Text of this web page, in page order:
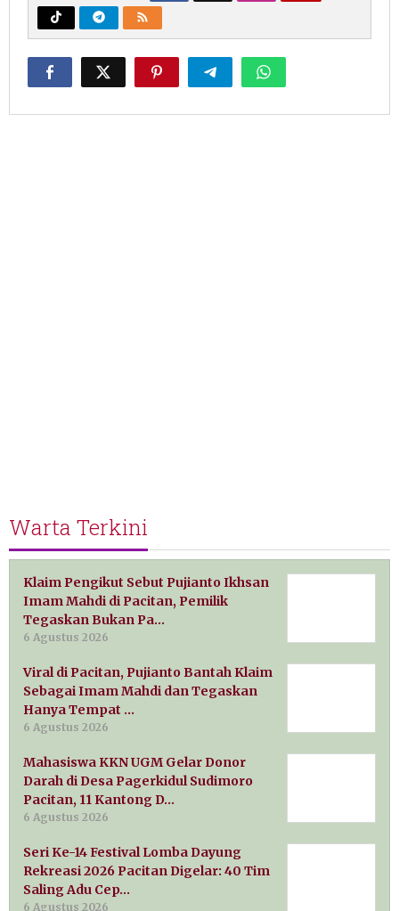
Warta Terkini
Klaim Pengikut Sebut Pujianto Ikhsan
Imam Mahdi di Pacitan, Pemilik
Tegaskan Bukan Pa…
6 Agustus 2026
Viral di Pacitan, Pujianto Bantah Klaim
Sebagai Imam Mahdi dan Tegaskan
Hanya Tempat …
6 Agustus 2026
Mahasiswa KKN UGM Gelar Donor
Darah di Desa Pagerkidul Sudimoro
Pacitan, 11 Kantong D…
6 Agustus 2026
Seri Ke-14 Festival Lomba Dayung
Rekreasi 2026 Pacitan Digelar: 40 Tim
Saling Adu Cep…
6 Agustus 2026